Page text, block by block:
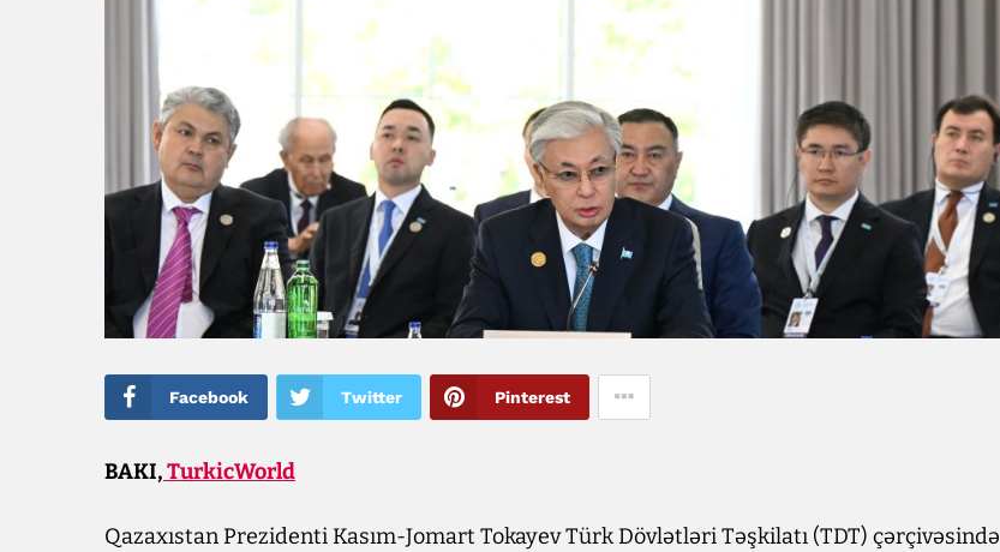
Facebook Twitter Pinterest
BAKI,TurkicWorld
Qazaxıstan Prezidenti Kasım-Jomart Tokayev Türk Dövlətləri Təşkilatı (TDT) çərçivəsində